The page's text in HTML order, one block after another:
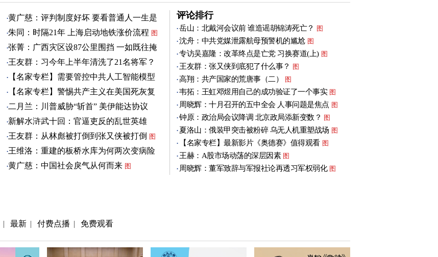
黄广慈：评判制度好坏 要看普通人一生是
否安稳
图
朱同：时隔21年 上海启动地铁涨价流程 图
张菁：广西灾区设87公里围挡 一如既往掩
盖真相 图
王友群：习今年上半年清洗了21名将军？
图
【名家专栏】需要管控中共人工智能模型
图
【名家专栏】警惕共产主义在美国死灰复
燃 图
二月兰：川普威胁“斩首” 美伊能达协议
吗？ 图
新解水浒武十回：官逼吏反的乱世英雄
（3） 图
王友群：从林彪被打倒到张又侠被打倒 图
王维洛：重建的板桥水库为何两次变病险
水库？
图
黄广慈：中国社会戾气从何而来 图
评论排行
岳山：北戴河会议前 谁造谣胡锦涛死亡？ 图
沈舟：中共党媒泄露航母预警机的尴尬 图
专访吴嘉隆：改革终点是亡党 习换赛道(上) 图
王友群：张又侠到底犯了什么事？ 图
高翔：共产国家的荒唐事（二） 图
韦拓：王虹邓煜用自己的成功验证了一个事实 图
周晓辉：十月召开的五中全会 人事问题是焦点 图
钟原：政治局会议降调 北京政局添新变数？ 图
夏洛山：俄装甲突击被粉碎 乌无人机重塑战场 图
【名家专栏】最新影片《奥德赛》值得观看 图
王赫：A股市场动荡的深层因素 图
周晓辉：董军致辞与军报社论再透习军权弱化 图
| 最新 | 付费点播 | 免费观看